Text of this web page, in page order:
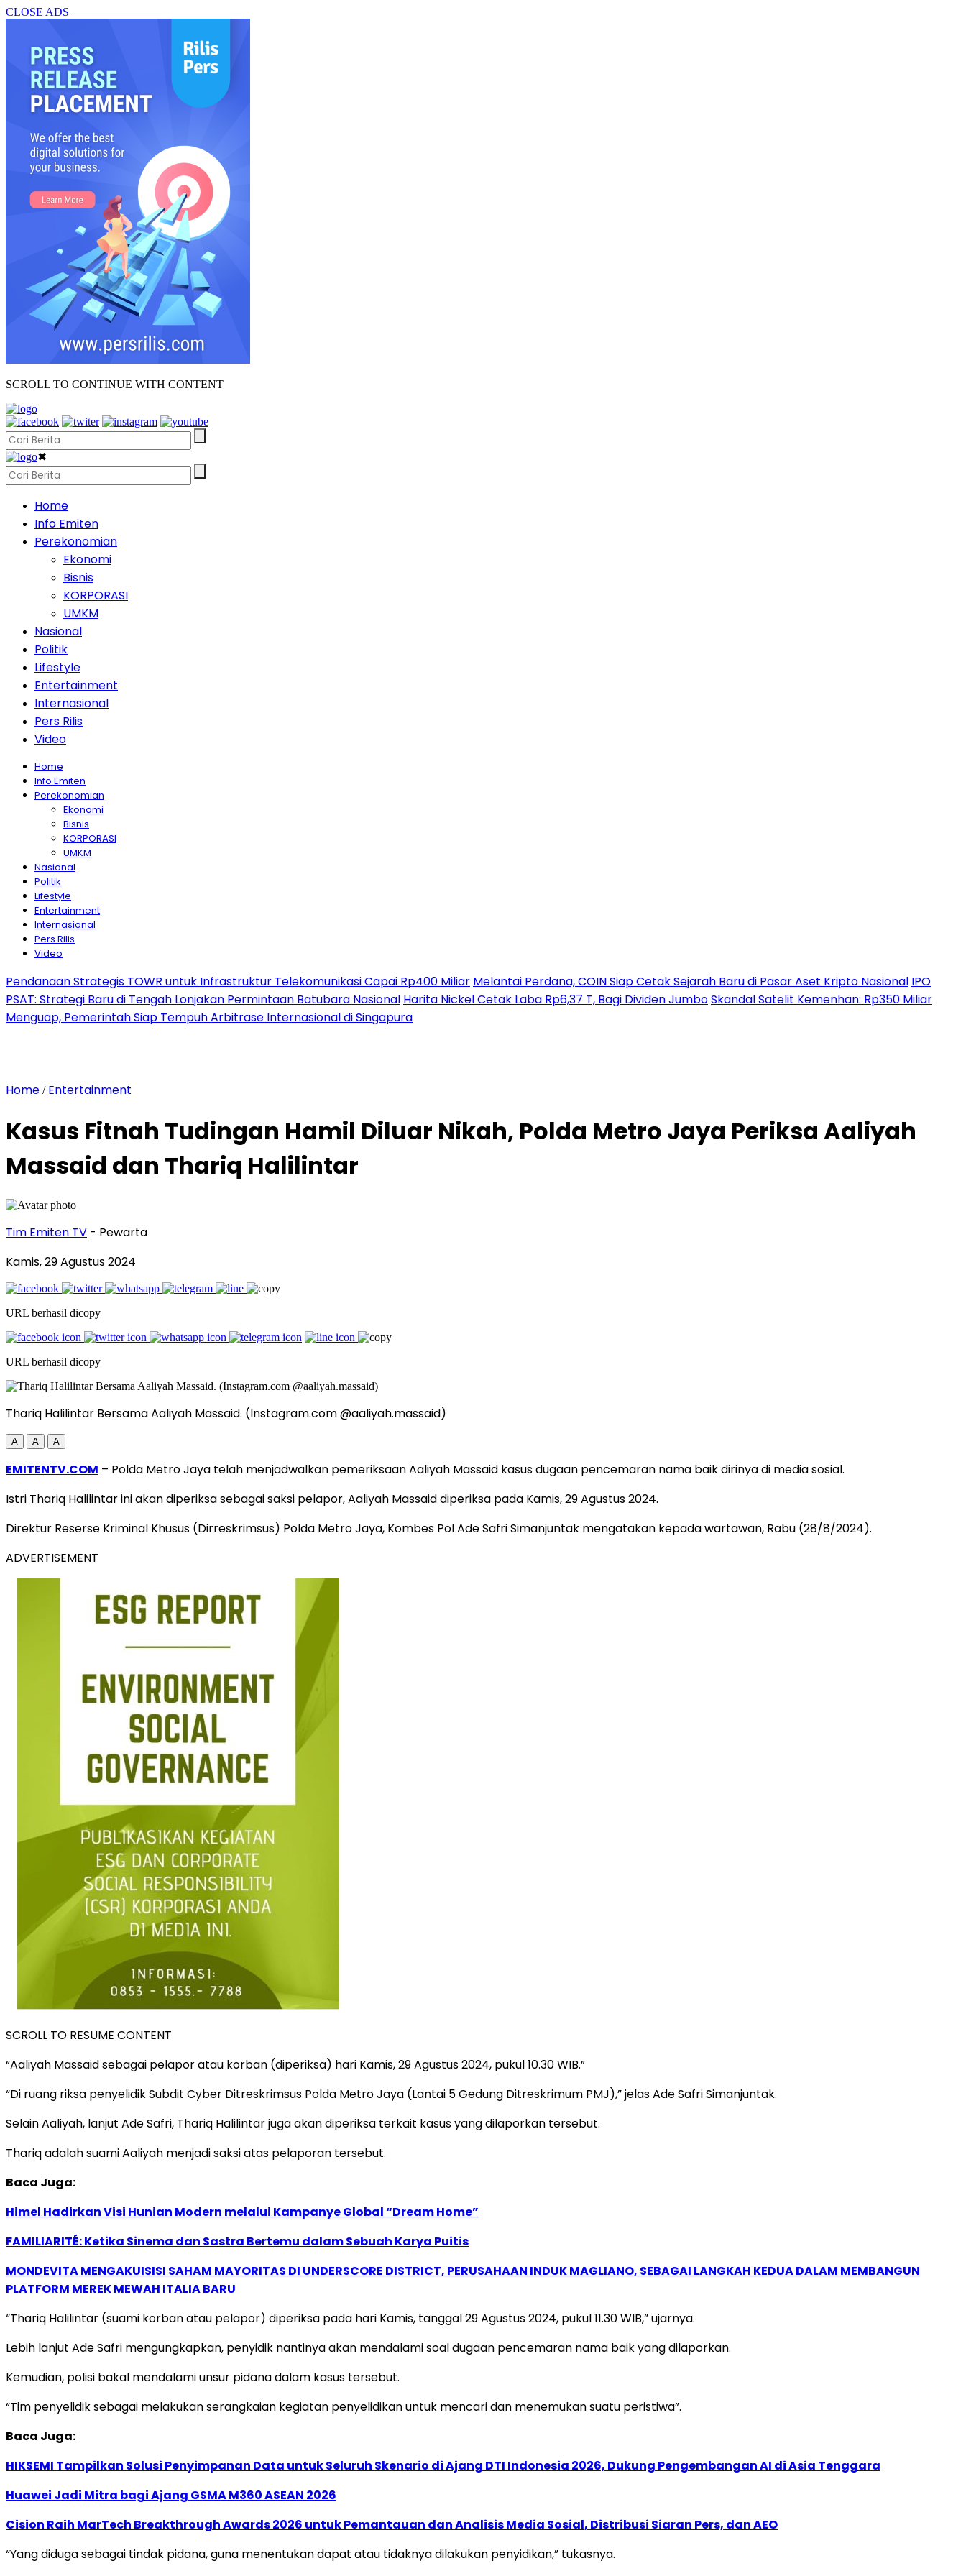
CLOSE ADS
SCROLL TO CONTINUE WITH CONTENT
✖
Home
Info Emiten
Perekonomian
Ekonomi
Bisnis
KORPORASI
UMKM
Nasional
Politik
Lifestyle
Entertainment
Internasional
Pers Rilis
Video
Home
Info Emiten
Perekonomian
Ekonomi
Bisnis
KORPORASI
UMKM
Nasional
Politik
Lifestyle
Entertainment
Internasional
Pers Rilis
Video
Pendanaan Strategis TOWR untuk Infrastruktur Telekomunikasi Capai Rp400 Miliar Melantai Perdana, COIN Siap Cetak Sejarah Baru di Pasar Aset Kripto Nasional IPO
PSAT: Strategi Baru di Tengah Lonjakan Permintaan Batubara Nasional Harita Nickel Cetak Laba Rp6,37 T, Bagi Dividen JumboSkandal Satelit Kemenhan: Rp350 Miliar
Menguap, Pemerintah Siap Tempuh Arbitrase Internasional di Singapura
Home / Entertainment
Kasus Fitnah Tudingan Hamil Diluar Nikah, Polda Metro Jaya Periksa Aaliyah
Massaid dan Thariq Halilintar
Tim Emiten TV - Pewarta
Kamis, 29 Agustus 2024
URL berhasil dicopy
URL berhasil dicopy
Thariq Halilintar Bersama Aaliyah Massaid. (Instagram.com @aaliyah.massaid)
A A A
EMITENTV.COM – Polda Metro Jaya telah menjadwalkan pemeriksaan Aaliyah Massaid kasus dugaan pencemaran nama baik dirinya di media sosial.
Istri Thariq Halilintar ini akan diperiksa sebagai saksi pelapor, Aaliyah Massaid diperiksa pada Kamis, 29 Agustus 2024.
Direktur Reserse Kriminal Khusus (Dirreskrimsus) Polda Metro Jaya, Kombes Pol Ade Safri Simanjuntak mengatakan kepada wartawan, Rabu (28/8/2024).
ADVERTISEMENT
SCROLL TO RESUME CONTENT
“Aaliyah Massaid sebagai pelapor atau korban (diperiksa) hari Kamis, 29 Agustus 2024, pukul 10.30 WIB.”
“Di ruang riksa penyelidik Subdit Cyber Ditreskrimsus Polda Metro Jaya (Lantai 5 Gedung Ditreskrimum PMJ),” jelas Ade Safri Simanjuntak.
Selain Aaliyah, lanjut Ade Safri, Thariq Halilintar juga akan diperiksa terkait kasus yang dilaporkan tersebut.
Thariq adalah suami Aaliyah menjadi saksi atas pelaporan tersebut.
Baca Juga:
Himel Hadirkan Visi Hunian Modern melalui Kampanye Global “Dream Home”
FAMILIARITÉ: Ketika Sinema dan Sastra Bertemu dalam Sebuah Karya Puitis
MONDEVITA MENGAKUISISI SAHAM MAYORITAS DI UNDERSCORE DISTRICT, PERUSAHAAN INDUK MAGLIANO, SEBAGAI LANGKAH KEDUA DALAM MEMBANGUN
PLATFORM MEREK MEWAH ITALIA BARU
“Thariq Halilintar (suami korban atau pelapor) diperiksa pada hari Kamis, tanggal 29 Agustus 2024, pukul 11.30 WIB,” ujarnya.
Lebih lanjut Ade Safri mengungkapkan, penyidik nantinya akan mendalami soal dugaan pencemaran nama baik yang dilaporkan.
Kemudian, polisi bakal mendalami unsur pidana dalam kasus tersebut.
“Tim penyelidik sebagai melakukan serangkaian kegiatan penyelidikan untuk mencari dan menemukan suatu peristiwa”.
Baca Juga:
HIKSEMI Tampilkan Solusi Penyimpanan Data untuk Seluruh Skenario di Ajang DTI Indonesia 2026, Dukung Pengembangan AI di Asia Tenggara
Huawei Jadi Mitra bagi Ajang GSMA M360 ASEAN 2026
Cision Raih MarTech Breakthrough Awards 2026 untuk Pemantauan dan Analisis Media Sosial, Distribusi Siaran Pers, dan AEO
“Yang diduga sebagai tindak pidana, guna menentukan dapat atau tidaknya dilakukan penyidikan,” tukasnya.